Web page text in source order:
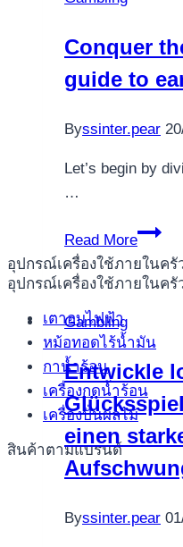
อุปกรณ์เครื่องใช้ภายในครั
อุปกรณ์เครื่องใช้ภายในครั
เตาอบไฟฟ้า
หม้อทอดไร้น้ำมัน
กาน้ำร้อน
เครื่องกดน้ำร้อน
เครื่องปั่นผลไม้
สินค้าตามแบรนด์
eine
stabile
Conquer
guide to
Byssinter.pear
Let’s begin by
…
Read More
the
to
big
wins
Gambling
Entwickle
einen
Byssinter.pear